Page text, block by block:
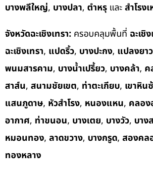
บางพลีใหญ่, บางปลา, ตำหรุ และสำโรง
จังหวัดฉะเชิงเทรา: ครอบคลุมพื้นที่ ฉะเชิ
ฉะเชิงเทรา, แปดริ้ว, บางปะกง, แปลงยาว
พนมสารคาม, บางน้ำเปรี้ยว, บางคล้า, ค
สาส์น, สนามชัยเขต, ท่าตะเกียบ, เขาหิน
แสนภูดาษ, หัวสำโรง, หนองแหน, คลอ
อากาศ, ท่าขนอน, บางเตย, บางวัว, บาง
หมอนทอง, ลาดขวาง, บางกรูด, สองคล
ทองหลาง